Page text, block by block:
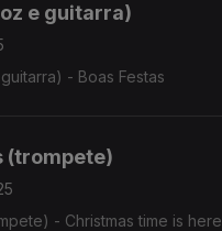
e guitarra)
- Boas Festas
(trompete)
- Christmas time is here